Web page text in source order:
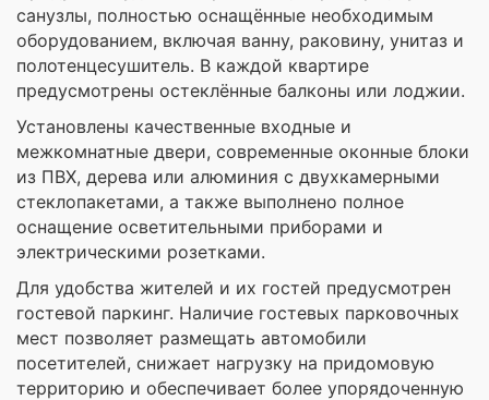
санузлы, полностью оснащённые необходимым
оборудованием, включая ванну, раковину, унитаз и
полотенцесушитель. В каждой квартире
предусмотрены остеклённые балконы или лоджии.
Установлены качественные входные и
межкомнатные двери, современные оконные блоки
из ПВХ, дерева или алюминия с двухкамерными
стеклопакетами, а также выполнено полное
оснащение осветительными приборами и
электрическими розетками.
Для удобства жителей и их гостей предусмотрен
гостевой паркинг. Наличие гостевых парковочных
мест позволяет размещать автомобили
посетителей, снижает нагрузку на придомовую
территорию и обеспечивает более упорядоченную